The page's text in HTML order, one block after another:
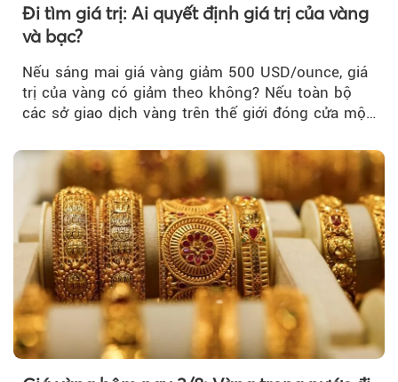
Đi tìm giá trị: Ai quyết định giá trị của vàng
và bạc?
Nếu sáng mai giá vàng giảm 500 USD/ounce, giá
trị của vàng có giảm theo không? Nếu toàn bộ
các sở giao dịch vàng trên thế giới đóng cửa một